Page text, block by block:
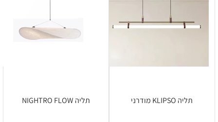
תליה KLIPSO מודרני תליה NIGHTRO FLOW